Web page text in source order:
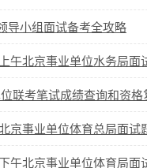
导小组面试备考全攻略
午北京事业单位水务局面
联考笔试成绩查询和资格
京事业单位体育总局面试
午北京事业单位体育局面